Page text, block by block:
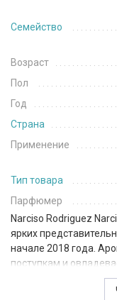
Семейство
Возраст
Пол
Год
Страна
Применение
Тип товара
Парфюмер
Narciso Rodriguez
ярких
начале 2018 года.
поступкам и
обладательницы
рекомендована для